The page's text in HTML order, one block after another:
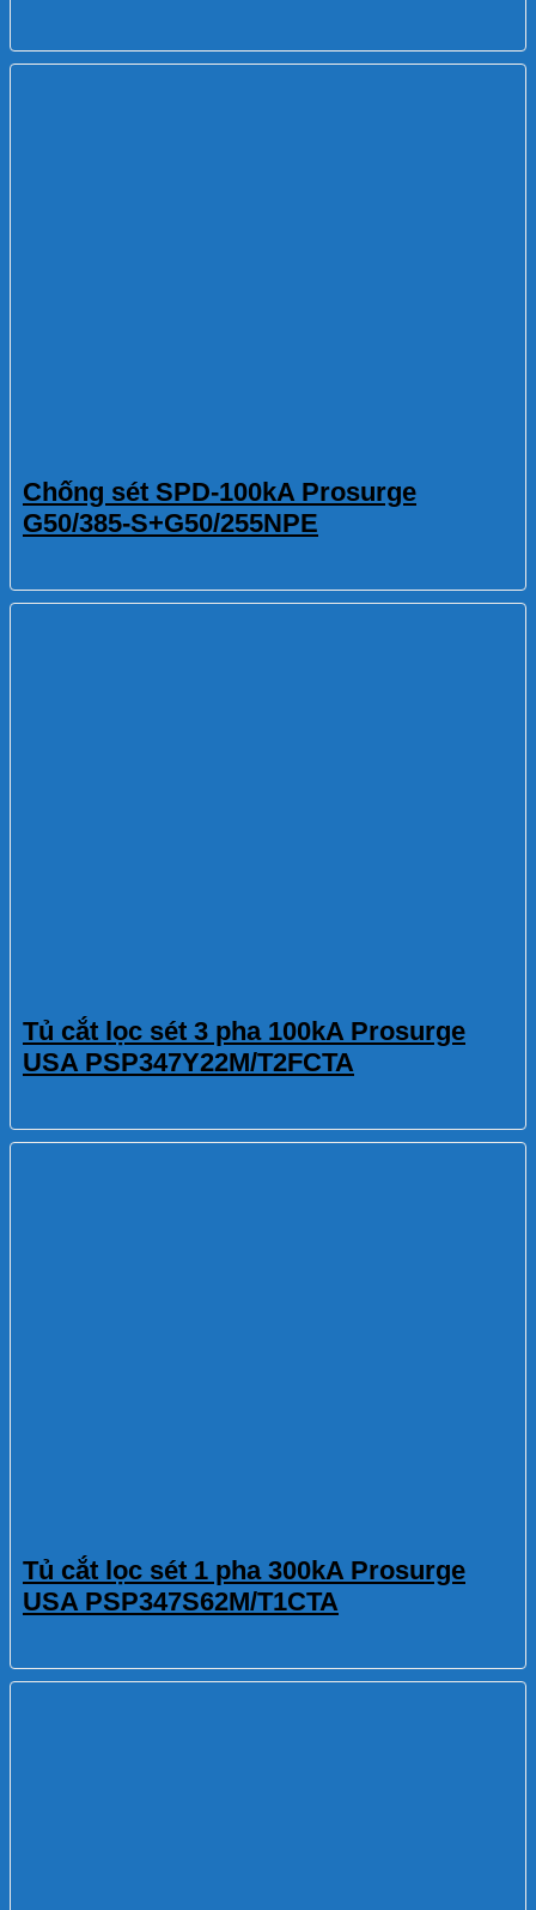
Chống sét SPD-100kA Prosurge
G50/385-S+G50/255NPE
Tủ cắt lọc sét 3 pha 100kA Prosurge
USA PSP347Y22M/T2FCTA
Tủ cắt lọc sét 1 pha 300kA Prosurge
USA PSP347S62M/T1CTA